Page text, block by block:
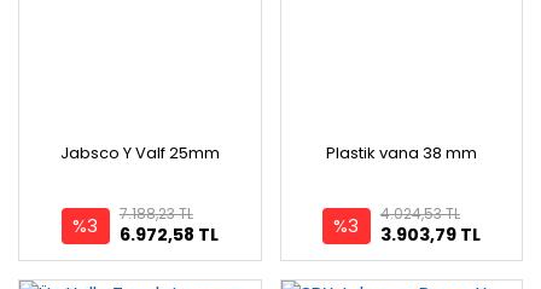
Jabsco Y Valf 25mm
%3 6.972,58 TL
7.188,23 TL
Plastik vana 38 mm
%3 3.903,79 TL
4.024,53 TL